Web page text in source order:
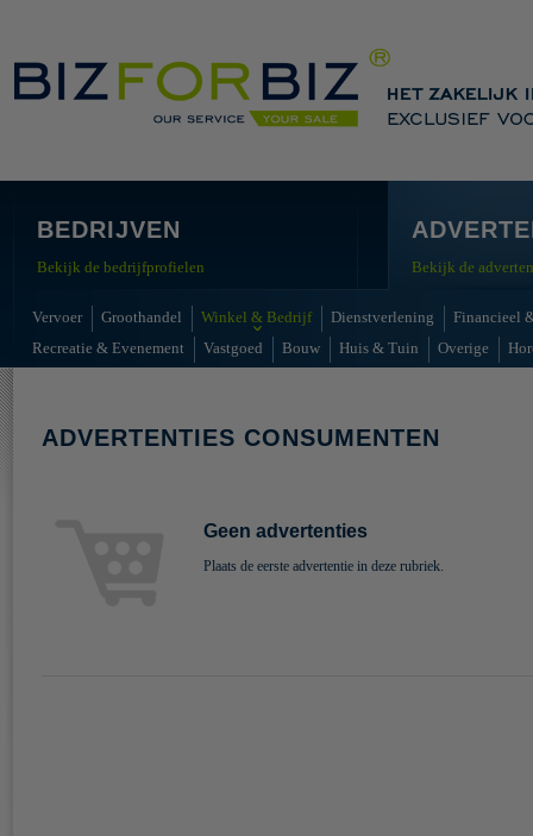
BEDRIJVEN
Bekijk de bedrijfprofielen Bekijk de
Vervoer Groothandel Winkel & Bedrijf Dienstverlening
Financieel
Recreatie & Evenement
Vastgoed Bouw Huis & Tuin Overige
ADVERTENTIES CONSUMENTEN
Geen advertenties
Plaats de eerste advertentie in deze rubriek.